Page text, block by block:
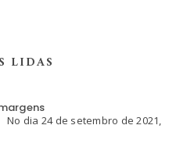
LIDAS
No dia 24 de setembro de 2021,